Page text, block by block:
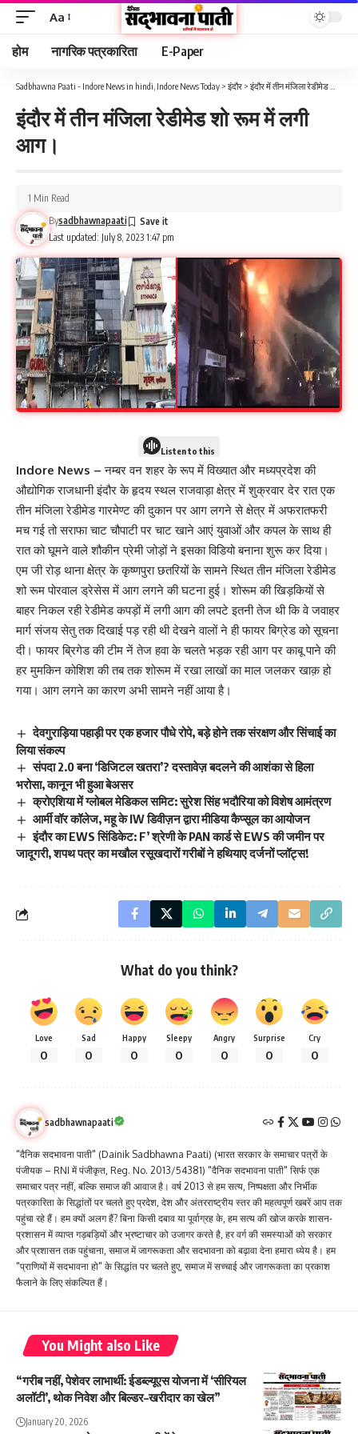
Aa
होम नागरिक पत्रकारिता E-Paper
Sadbhawna Paati - Indore News in hindi, Indore News Today > इंदौर > इंदौर में तीन मंजिला रेडीमेड शो रूम में लगी आग।
इंदौर में तीन मंजिला रेडीमेड शो रूम में लगी
आग।
Last updated: July 8, 2023 1:47 pm
Bysadbhawnapaati
1 Min Read
Listen to this
Indore News – नम्बर वन शहर के रूप में विख्यात और मध्यप्रदेश की
औद्योगिक राजधानी इंदौर के हृदय स्थल राजवाड़ा क्षेत्र में शुक्रवार देर रात एक
तीन मंजिला रेडीमेड गारमेण्ट की दुकान पर आग लगने से क्षेत्र में अफरातफरी
मच गई तो सराफा चाट चौपाटी पर चाट खाने आएं युवाओं और कपल के साथ ही
रात को घूमने वाले शौकीन प्रेमी जोड़ों ने इसका विडियो बनाना शुरू कर दिया।
एम जी रोड़ थाना क्षेत्र के कृष्णपुरा छतरियों के सामने स्थित तीन मंजिला रेडीमेड
शो रूम पोरवाल ड्रेसेस में आग लगने की घटना हुई। शोरूम की खिड़कियों से
बाहर निकल रही रेडीमेड कपड़ों में लगी आग की लपटे इतनी तेज थी कि वे जवाहर
मार्ग संजय सेतु तक दिखाई पड़ रही थी देखने वालों ने ही फायर बिग्रेड को सूचना
दी। फायर ब्रिगेड की टीम नें तेज हवा के चलते भड़क रही आग पर काबू पाने की
हर मुमकिन कोशिश की तब तक शोरूम में रखा लाखों का माल जलकर खाक़ हो
गया। आग लगने का कारण अभी सामने नहीं आया है।
देवगुराड़िया पहाड़ी पर एक हजार पौधे रोपे, बड़े होने तक संरक्षण और सिंचाई का
लिया संकल्प
संपदा 2.0 बना ‘डिजिटल खतरा’? दस्तावेज़ बदलने की आशंका से हिला
भरोसा, कानून भी हुआ बेअसर
क्रोएशिया में ग्लोबल मेडिकल समिट: सुरेश सिंह भदौरिया को विशेष आमंत्रण
आर्मी वॉर कॉलेज, महू के IW डिवीज़न द्वारा मीडिया कैप्सूल का आयोजन
इंदौर का EWS सिंडिकेट: F’ श्रेणी के PAN कार्ड से EWS की जमीन पर
जादूगरी, शपथ पत्र का मखौल रसूखदारों गरीबों ने हथियाए दर्जनों प्लॉट्स!
What do you think?
Love
0
Sad
0
Happy
0
Sleepy
0
Angry
0
Surprise
0
Cry
0
sadbhawnapaati
"दैनिक सदभावना पाती" (Dainik Sadbhawna Paati) (भारत सरकार के समाचार पत्रों के
पंजीयक – RNI में पंजीकृत, Reg. No. 2013/54381) "दैनिक सदभावना पाती" सिर्फ एक
समाचार पत्र नहीं, बल्कि समाज की आवाज है। वर्ष 2013 से हम सत्य, निष्पक्षता और निर्भीक
पत्रकारिता के सिद्धांतों पर चलते हुए प्रदेश, देश और अंतरराष्ट्रीय स्तर की महत्वपूर्ण खबरें आप तक
पहुंचा रहे हैं। हम क्यों अलग हैं? बिना किसी दबाव या पूर्वाग्रह के, हम सत्य की खोज करके शासन-
प्रशासन में व्याप्त गड़बड़ियों और भ्रष्टाचार को उजागर करते है, हर वर्ग की समस्याओं को सरकार
और प्रशासन तक पहुंचाना, समाज में जागरूकता और सदभावना को बढ़ावा देना हमारा ध्येय है। हम
"प्राणियों में सदभावना हो" के सिद्धांत पर चलते हुए, समाज में सच्चाई और जागरूकता का प्रकाश
फैलाने के लिए संकल्पित हैं।
You Might also Like
“गरीब नहीं, पेशेवर लाभार्थी: ईडब्ल्यूएस योजना में ‘सीरियल
अलॉटी’, थोक निवेश और बिल्डर–खरीदार का खेल”
January 20, 2026